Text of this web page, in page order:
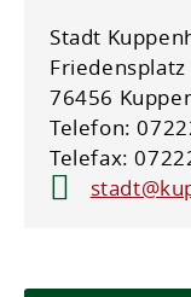
Stadt
Friedensplatz
76456
Telefon:
Telefax: